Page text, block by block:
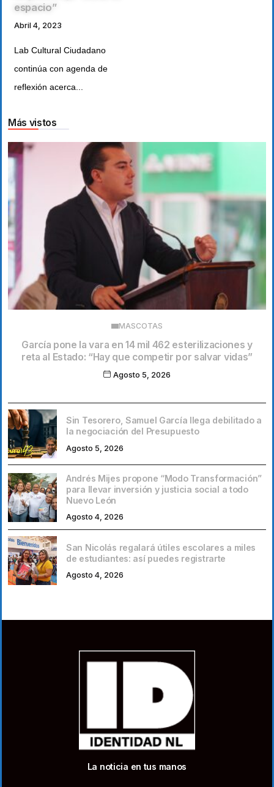
espacio”
Abril 4, 2023
Lab Cultural Ciudadano
continúa con agenda de
reflexión acerca...
Más vistos
MASCOTAS
García pone la vara en 14 mil 462 esterilizaciones y
reta al Estado: “Hay que competir por salvar vidas”
Agosto 5, 2026
Sin Tesorero, Samuel García llega debilitado a
la negociación del Presupuesto
Agosto 5, 2026
Andrés Mijes propone “Modo Transformación”
para llevar inversión y justicia social a todo
Nuevo León
Agosto 4, 2026
San Nicolás regalará útiles escolares a miles
de estudiantes: así puedes registrarte
Agosto 4, 2026
La noticia en tus manos